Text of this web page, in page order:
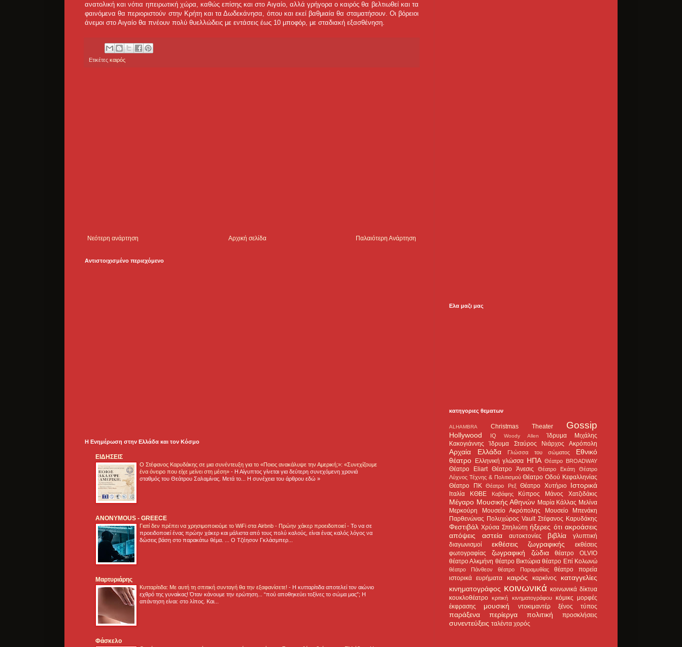
ανατολική και νότια ηπειρωτική χώρα, καθώς επίσης και στο Αιγαίο, αλλά γρήγορα ο καιρός θα βελτιωθεί και τα
φαινόμενα θα περιοριστούν στην Κρήτη και τα Δωδεκάνησα, όπου και εκεί βαθμιαία θα σταματήσουν. Οι βόρειοι
άνεμοι στο Αιγαίο θα πνέουν πολύ θυελλώδεις με εντάσεις έως 10 μποφόρ, με σταδιακή εξασθένηση.
Ετικέτες καιρός
Νεότερη ανάρτηση Παλαιότερη Ανάρτηση
Αρχική σελίδα
Αντιστοιχισμένο περιεχόμενο
Η Ενημέρωση στην Ελλάδα και τoν Κόσμο
ΕΙΔΗΣΕΙΣ
Ο Στέφανος Καρυδάκης σε μια συνέντευξη για το «Ποιος ανακάλυψε την Αμερική;»: «Συνεχίζουμε
ένα όνειρο που είχε μείνει στη μέση» - Η Αίγυπτος γίνεται για δεύτερη συνεχόμενη χρονιά
σταθμός του Θεάτρου Σαλαμίνας. Μετά το... Η συνέχεια του άρθρου εδώ »
ANONYMOUS - GREECE
Γιατί δεν πρέπει να χρησιμοποιούμε το WiFi στα Airbnb - Πρώην χάκερ προειδοποιεί- Το να σε
προειδοποιεί ένας πρώην χάκερ και μάλιστα από τους πολύ καλούς, είναι ένας καλός λόγος να
δώσεις βάση στο παρακάτω θέμα. ... Ο Τζέησον Γκλάσμπερ...
Μαρτυριάρης
Κυτταρίτιδα: Με αυτή τη σπιτική συνταγή θα την εξαφανίσετε! - H κυτταρίτιδα αποτελεί τον αιώνιο
εχθρό της γυναίκας! Όταν κάνουμε την ερώτηση... “πού αποθηκεύει τοξίνες το σώμα μας”; Η
απάντηση είναι: στο λίπος. Και...
Φάσκελο
Ελα μαζι μας
κατηγοριες θεματων
ALHAMBRA Christmas Theater Gossip
Hollywood IQ Woody Allen
Ίδρυμα Μιχάλης
Κακογιάννης
Ίδρυμα Σταύρος Νιάρχος Ακρόπολη
Αρχαία Ελλάδα Γλώσσα του σώματος
Εθνικό
θέατρο Ελληνική γλώσσα ΗΠΑ Θέατρο BROADWAY
Θέατρο Eliart Θέατρο Άνεσις Θέατρο Εκάτη
Θέατρο
Λύχνος Τέχνης & Πολιτισμού Θέατρο Οδού Κεφαλληνίας
Θέατρο ΠΚ
Θέατρο Ρεξ Θέατρο Χυτήριο Ιστορικά
Ιταλία ΚΘΒΕ Καβάφης Κύπρος Μάνος Χατζιδάκις
Μέγαρο Μουσικής Αθηνών Μαρία Κάλλας Μελίνα
Μερκούρη
Μουσείο Ακρόπολης
Μουσείο Μπενάκη
Παρθενώνας Πολυχώρος Vault Στέφανος Καρυδάκης
Φεστιβάλ Χρύσα Σπηλιώτη ήξερες ότι ακροάσεις
απόψεις
αστεία αυτοκτονίες βιβλία
γλυπτική
διαγωνισμοί
εκθέσεις ζωγραφικής
εκθέσεις
φωτογραφίας
ζωγραφική ζώδια
θέατρο OLVIO
θέατρο Αλκμήνη θέατρο Βικτώρια θέατρο Επί Κολωνώ
θέατρο Πάνθεον θέατρο Παραμυθίας
θέατρο πορεία
ιστορικά ευρήματα
καιρός καρκίνος
καταγγελίες
κινηματογράφος κοινωνικά κοινωνικά δίκτυα
κουκλοθέατρο
κριτική κινηματογράφου κόμικς μορφές
έκφρασης
μουσική ντοκιμαντέρ ξένος τύπος
παράξενα περίεργα πολιτική προσκλήσεις
συνεντεύξεις ταλέντα χορός